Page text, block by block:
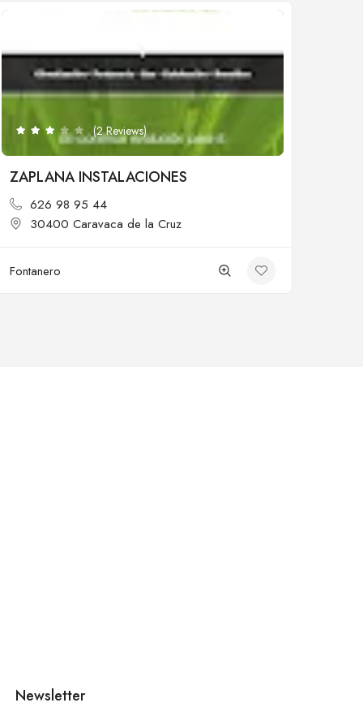
(2 Reviews)
ZAPLANA INSTALACIONES
626 98 95 44
30400 Caravaca de la Cruz
Fontanero
Newsletter